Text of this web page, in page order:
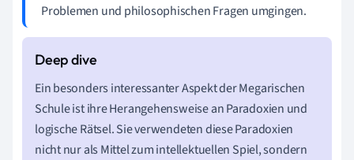
Problemen und philosophischen Fragen umgingen.
Ein besonders interessanter Aspekt der Megarischen
Schule ist ihre Herangehensweise an Paradoxien und
logische Rätsel. Sie verwendeten diese Paradoxien
nicht nur als Mittel zum intellektuellen Spiel, sondern